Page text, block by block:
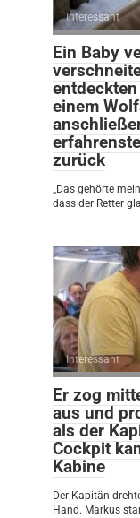
Interessant
Ein Baby
einem
zurück
„Das gehörte
dass der Retter
Interessant
Er zog
aus und
als der
Cockpit
Kabine
Der Kapitän
Hand. Markus